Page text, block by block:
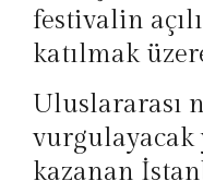
festivalin
katılmak
Uluslararası
vurgulayacak
kazanan